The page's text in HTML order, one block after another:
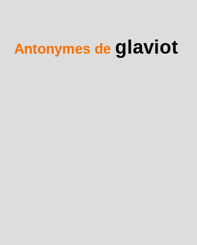
Antonymes de glaviot